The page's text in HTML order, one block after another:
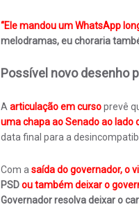
“Ele mandou um WhatsApp
melodramas, eu choraria
Possível novo desenho
Aarticulação em cursoprevê
uma chapa ao Senado ao lado
data final para a
Com asaída do governador, o
PSDou também deixar o
Governador resolva deixar o